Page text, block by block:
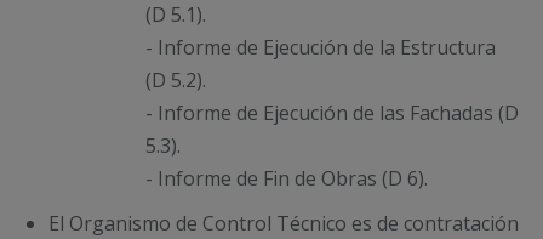
(D 5.1).
- Informe de Ejecución de la Estructura
(D 5.2).
- Informe de Ejecución de las Fachadas (D
5.3).
- Informe de Fin de Obras (D 6).
El Organismo de Control Técnico es de contratación